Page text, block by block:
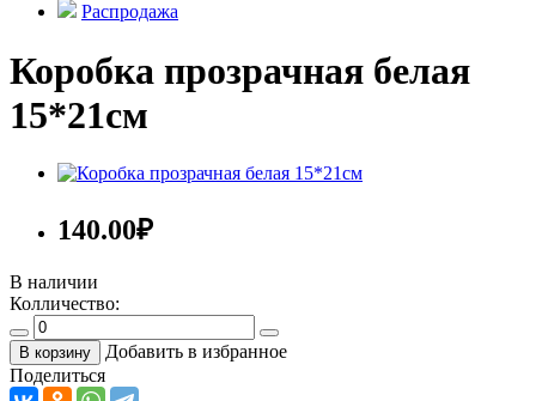
Распродажа
Коробка прозрачная белая
15*21см
140.00₽
В наличии
Колличество:
В корзину
Добавить в избранное
Поделиться